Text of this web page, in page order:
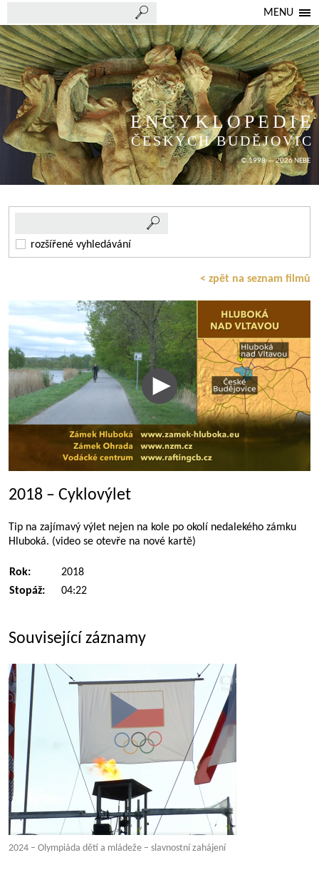
MENU
ENCYKLOPEDIE
ČESKÝCH BUDĚJOVIC
© 1998 — 2026 NEBE
rozšířené vyhledávání
< zpět na seznam filmů
2018 – Cyklovýlet
Tip na zajímavý výlet nejen na kole po okolí nedalekého zámku
Hluboká. (video se otevře na nové kartě)
Rok:
2018
Stopáž:
04:22
Související záznamy
2024 – Olympiáda dětí a mládeže – slavnostní zahájení